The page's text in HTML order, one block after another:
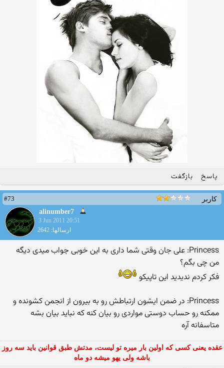
پاسخ بازگفت
کاربر
#73
alinumber7
3 Jun 2011 20:51
ارسالها: 2642
Princess: علی جان وقتی شما داری به این خوبی جواب میدی دیگه
من چی بگم؟
فكر كردم ندیدید این تاپیكو
Princess: در ضمن ایشون ارتباطش رو به بیرون از انجمن كشونده و
ممكنه رو حساب دوستی مواردی رو بیان كنه كه نباید بیان بشه
متاسفانه آره
عقده یعنی کسی که اولین بار میره تو لیست، مدتش طبق قوانین باید سه روز
باشه ولی یهو میشه دو ماه